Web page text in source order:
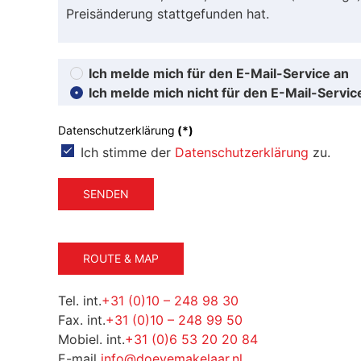
Preisänderung stattgefunden hat.
Ich melde mich für den E-Mail-Service an
Ich melde mich nicht für den E-Mail-
Datenschutzerklärung (*)
Ich stimme der Datenschutzerklärung zu.
SENDEN
ROUTE & MAP
Tel. int.+31 (0)10 – 248 98 30
Fax. int.+31 (0)10 – 248 99 50
Mobiel. int.+31 (0)6 53 20 20 84